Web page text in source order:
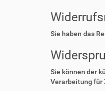
Sie haben das
Sie können der
Verarbeitung für